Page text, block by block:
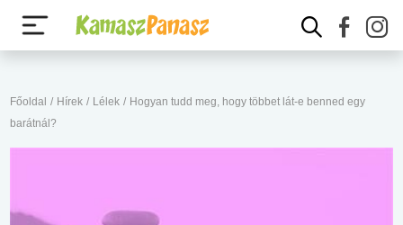
Főoldal / Hírek / Lélek / Hogyan tudd meg, hogy többet lát-e benned egy
barátnál?